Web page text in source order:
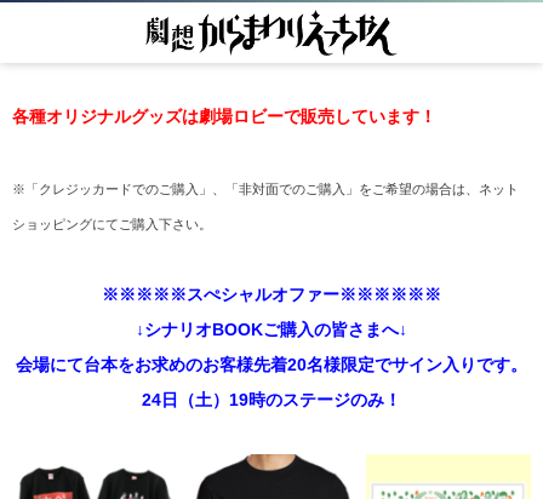
各種オリジナルグッズは劇場ロビーで販売しています！
※「クレジッカードでのご購入」、「非対面でのご購入」をご希望の場合は、ネット
ショッピングにてご購入下さい。
※※※※※スぺシャルオファー※※※※※※
↓シナリオBOOKご購入の皆さまへ↓
会場にて台本をお求めのお客様先着20名様限定でサイン入りです。
24日（土）19時のステージのみ！